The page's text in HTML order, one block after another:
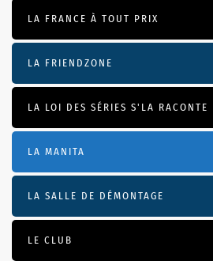
LA FRANCE À TOUT PRIX
LA FRIENDZONE
LA LOI DES SÉRIES S'LA RACONTE
LA MANITA
LA SALLE DE DÉMONTAGE
LE CLUB